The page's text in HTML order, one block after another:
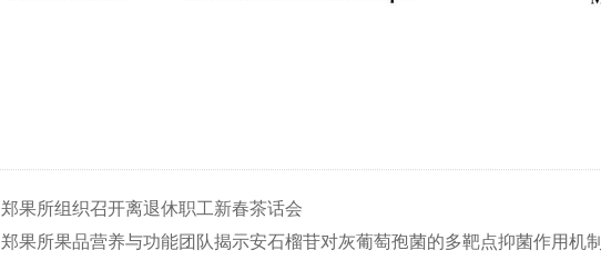
郑果所组织召开离退休职工新春茶话会
郑果所果品营养与功能团队揭示安石榴苷对灰葡萄孢菌的多靶点抑菌作用机制